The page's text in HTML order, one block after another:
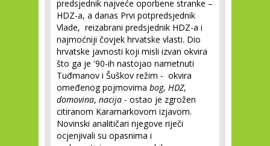
predsjednik najveće oporbene stranke –
HDZ-a, a danas Prvi potpredsjednik
Vlade, reizabrani predsjednik HDZ-a i
najmoćniji čovjek hrvatske vlasti. Dio
hrvatske javnosti koji misli izvan okvira
što ga je '90-ih nastojao nametnuti
Tuđmanov i Šuškov režim - okvira
omeđenog pojmovima bog, HDZ,
domovina, nacija - ostao je zgrožen
citiranom Karamarkovom izjavom.
Novinski analitičari njegove riječi
ocjenjivali su opasnima i